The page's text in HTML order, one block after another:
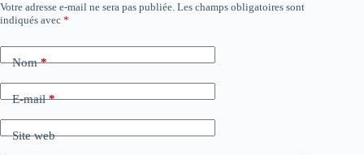
Votre adresse e-mail ne sera pas publiée. Les champs obligatoires sont
indiqués avec *
Nom*
E-mail*
Site web